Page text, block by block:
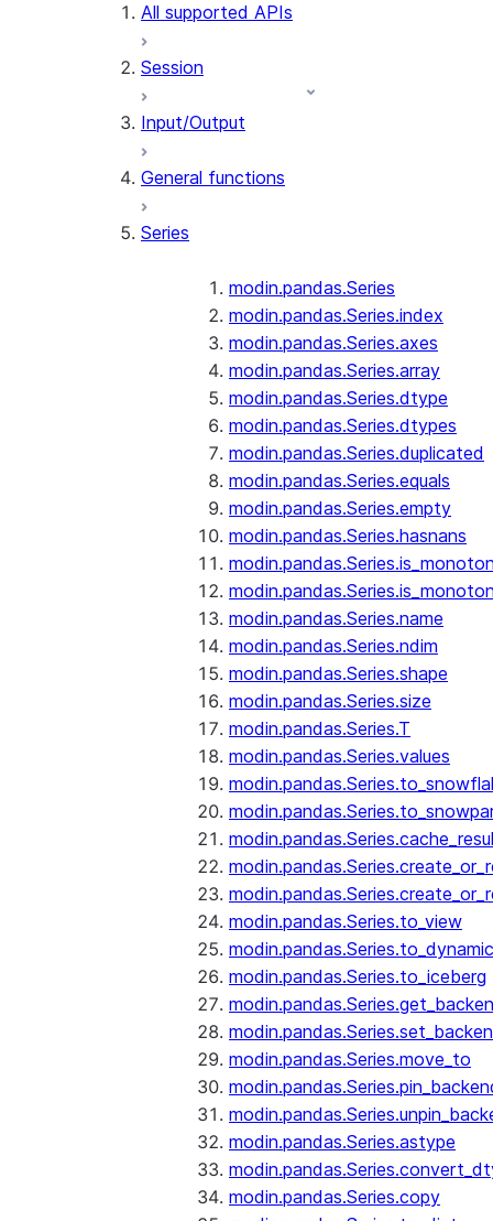
All supported APIs
Session
Input/Output
General functions
Series
modin.pandas.Series
modin.pandas.Series.index
modin.pandas.Series.axes
modin.pandas.Series.array
modin.pandas.Series.dtype
modin.pandas.Series.dtypes
modin.pandas.Series.duplicated
modin.pandas.Series.equals
modin.pandas.Series.empty
modin.pandas.Series.hasnans
modin.pandas.Series.name
modin.pandas.Series.ndim
modin.pandas.Series.shape
modin.pandas.Series.size
modin.pandas.Series.T
modin.pandas.Series.values
modin.pandas.Series.to_view
modin.pandas.Series.to_iceberg
modin.pandas.Series.move_to
modin.pandas.Series.astype
modin.pandas.Series.copy